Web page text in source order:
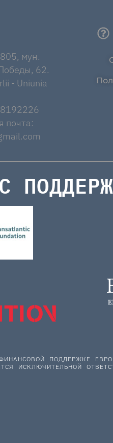
мун.
62.
- Uniunia
почта:
ФИНАНСОВОЙ ПОДДЕРЖКЕ
ИСКЛЮЧИТЕЛЬНОЙ